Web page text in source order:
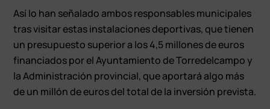
Así lo han señalado ambos responsables municipales
tras visitar estas instalaciones deportivas, que tienen
un presupuesto superior a los 4,5 millones de euros
financiados por el Ayuntamiento de Torredelcampo y
la Administración provincial, que aportará algo más
de un millón de euros del total de la inversión prevista.